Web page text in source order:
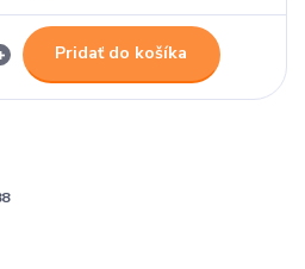
Pridať do košíka